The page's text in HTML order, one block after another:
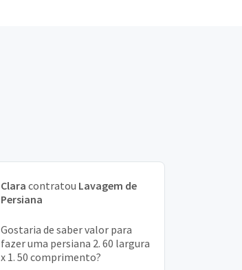
Clara contratou Lavagem de
Persiana
Gostaria de saber valor para
fazer uma persiana 2. 60 largura
x 1. 50 comprimento?